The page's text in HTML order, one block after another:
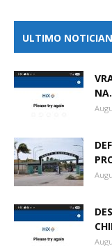
ULTIMO